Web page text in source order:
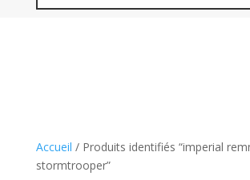
Accueil / Produits identifiés “imperial
stormtrooper”